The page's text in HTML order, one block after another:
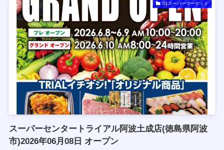
01スーパーマーケット
スーパーセンタートライアル阿波土成店(徳島県阿波
市)2026年06月08日 オープン